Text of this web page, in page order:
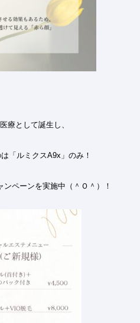
療として誕生し、
「ルミクスA9x」のみ！
ペーンを実施中（＾Ｏ＾）！